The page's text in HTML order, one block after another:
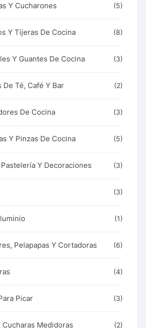
Y Cucharones (5)
Y Tijeras De Cocina (8)
Y Guantes De Cocina (3)
De Té, Café Y Bar (2)
De Cocina (3)
Y Pinzas De Cocina (5)
Y Decoraciones (3)
(3)
(1)
Pelapapas Y Cortadoras (6)
(4)
Picar (3)
Cucharas Medidoras (2)